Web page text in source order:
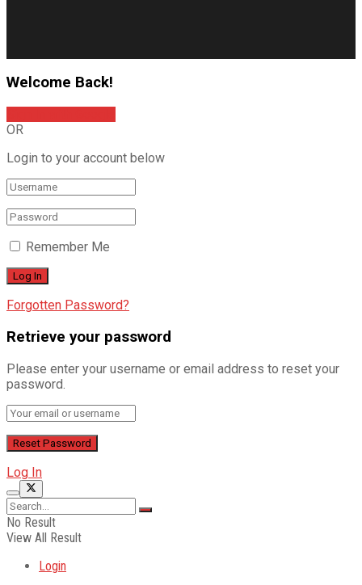
Welcome Back!
OR
Login to your account below
Remember Me
Forgotten Password?
Retrieve your password
Please enter your username or email address to reset your
password.
Log In
No Result
View All Result
Login